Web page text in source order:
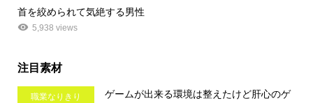
首を絞められて気絶する男性
5,938 views
注目素材
職業なりきり
ゲームが出来る環境は整えたけど肝心のゲ